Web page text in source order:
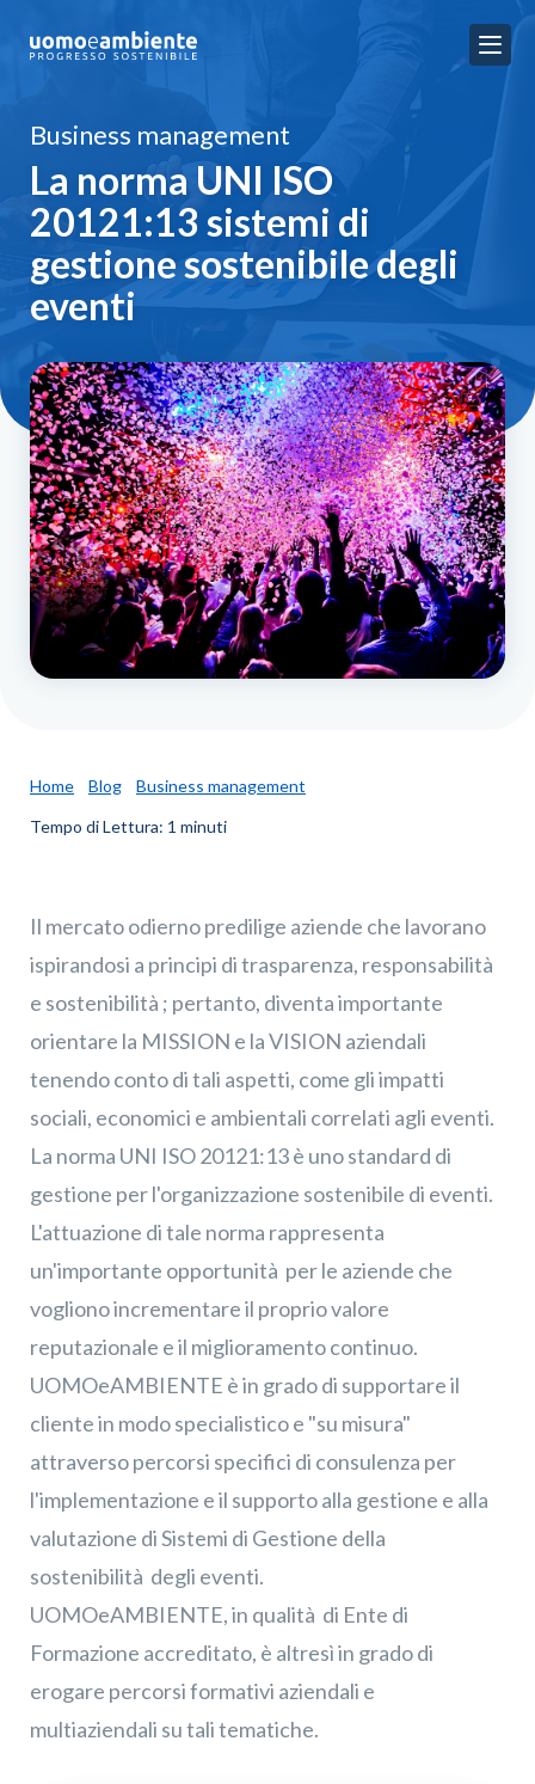
Business management
La norma UNI ISO
20121:13 sistemi di
gestione sostenibile degli
eventi
Home Blog
Business management
Tempo di Lettura: 1 minuti
Il mercato odierno predilige aziende che lavorano
ispirandosi a principi di trasparenza, responsabilità
e sostenibilità ; pertanto, diventa importante
orientare la MISSION e la VISION aziendali
tenendo conto di tali aspetti, come gli impatti
sociali, economici e ambientali correlati agli eventi.
La norma UNI ISO 20121:13 è uno standard di
gestione per l'organizzazione sostenibile di eventi.
L'attuazione di tale norma rappresenta
un'importante opportunità per le aziende che
vogliono incrementare il proprio valore
reputazionale e il miglioramento continuo.
UOMOeAMBIENTE è in grado di supportare il
cliente in modo specialistico e "su misura"
attraverso percorsi specifici di consulenza per
l'implementazione e il supporto alla gestione e alla
valutazione di Sistemi di Gestione della
sostenibilità degli eventi.
UOMOeAMBIENTE, in qualità di Ente di
Formazione accreditato, è altresì in grado di
erogare percorsi formativi aziendali e
multiaziendali su tali tematiche.